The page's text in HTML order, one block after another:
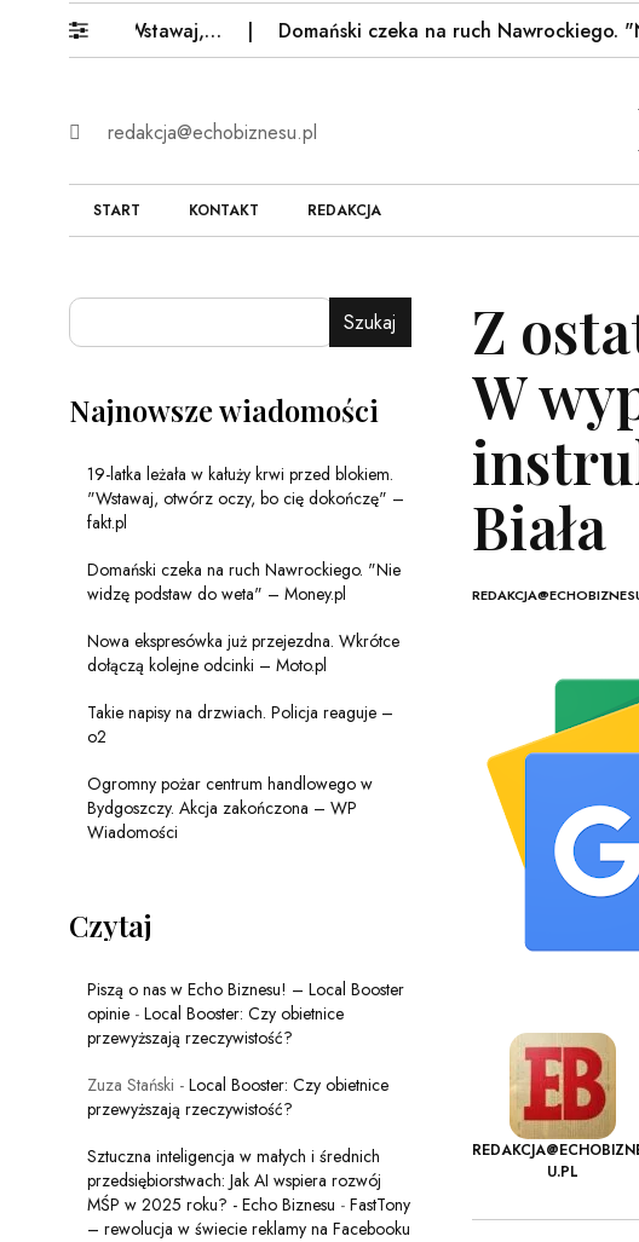
"Wstawaj,… Domański czeka na ruch Nawrockiego. "Nie
redakcja@echobiznesu.pl
START KONTAKT REDAKCJA
Z
W
Biała
U.PL
Szukaj
Najnowsze wiadomości
19-latka leżała w kałuży krwi przed blokiem.
"Wstawaj, otwórz oczy, bo cię dokończę" –
fakt.pl
Domański czeka na ruch Nawrockiego. "Nie
widzę podstaw do weta" – Money.pl
Nowa ekspresówka już przejezdna. Wkrótce
dołączą kolejne odcinki – Moto.pl
Takie napisy na drzwiach. Policja reaguje –
o2
Ogromny pożar centrum handlowego w
Bydgoszczy. Akcja zakończona – WP
Wiadomości
Czytaj
Piszą o nas w Echo Biznesu! – Local Booster
opinie - Local Booster: Czy obietnice
przewyższają rzeczywistość?
Zuza Stański - Local Booster: Czy obietnice
przewyższają rzeczywistość?
Sztuczna inteligencja w małych i średnich
przedsiębiorstwach: Jak AI wspiera rozwój
MŚP w 2025 roku? - Echo Biznesu - FastTony
– rewolucja w świecie reklamy na Facebooku